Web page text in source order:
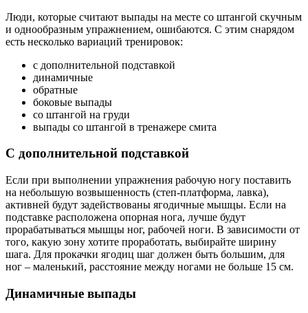
Люди, которые считают выпады на месте со штангой скучным
и однообразным упражнением, ошибаются. С этим снарядом
есть несколько вариаций тренировок:
с дополнительной подставкой
динамичные
обратные
боковые выпады
со штангой на груди
выпады со штангой в тренажере смита
С дополнительной подставкой
Если при выполнении упражнения рабочую ногу поставить
на небольшую возвышенность (степ-платформа, лавка),
активней будут задействованы ягодичные мышцы. Если на
подставке расположена опорная нога, лучше будут
прорабатываться мышцы ног, рабочей ноги. В зависимости от
того, какую зону хотите проработать, выбирайте ширину
шага. Для прокачки ягодиц шаг должен быть большим, для
ног – маленький, расстояние между ногами не больше 15 см.
Динамичные выпады